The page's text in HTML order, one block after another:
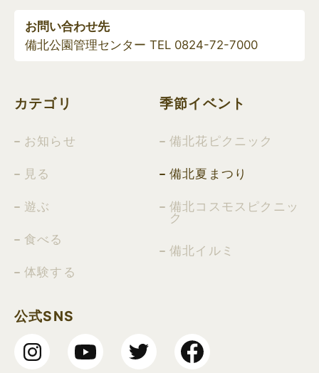
お問い合わせ先
備北公園管理センター TEL 0824-72-7000
カテゴリ
お知らせ
見る
遊ぶ
食べる
体験する
季節イベント
備北花ピクニック
備北夏まつり
備北コスモスピクニッ
ク
備北イルミ
公式SNS
gram
ube
er
Face
book